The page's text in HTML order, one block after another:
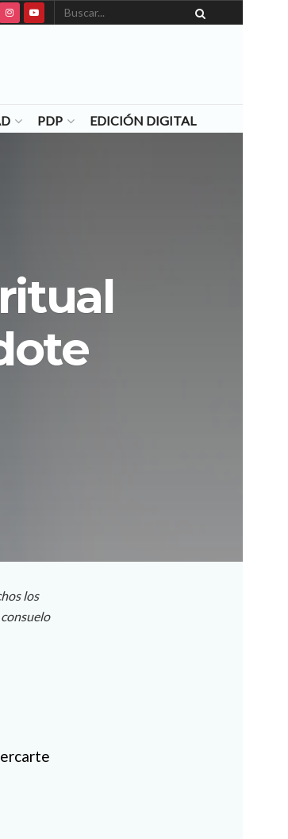
PDP EDICIÓN DIGITAL
los